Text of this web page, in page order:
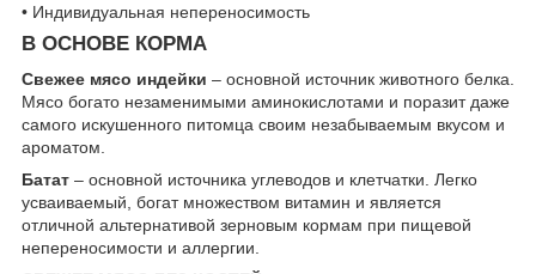
• Индивидуальная непереносимость
В ОСНОВЕ КОРМА
Свежее мясо индейки – основной источник животного белка.
Мясо богато незаменимыми аминокислотами и поразит даже
самого искушенного питомца своим незабываемым вкусом и
ароматом.
Батат – основной источника углеводов и клетчатки. Легко
усваиваемый, богат множеством витамин и является
отличной альтернативой зерновым кормам при пищевой
непереносимости и аллергии.